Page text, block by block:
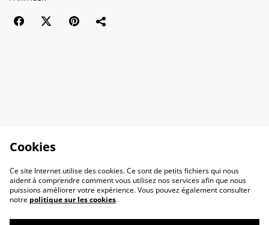
Cookies
Ce site Internet utilise des cookies. Ce sont de petits fichiers qui nous
aident à comprendre comment vous utilisez nos services afin que nous
puissions améliorer votre expérience. Vous pouvez également consulter
notre politique sur les cookies.